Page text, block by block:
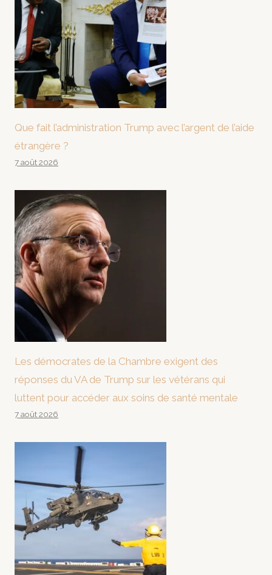
Que fait l’administration Trump avec l’argent de l’aide
étrangère ?
7 août 2026
Les démocrates de la Chambre exigent des
réponses du VA de Trump sur les vétérans qui
luttent pour accéder aux soins de santé mentale
7 août 2026